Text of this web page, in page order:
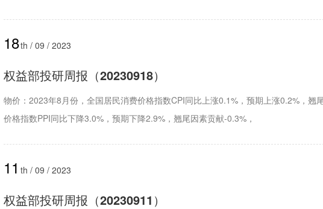
18th / 09 / 2023
权益部投研周报（20230918）
物价：2023年8月份，全国居民消费价格指数CPI同比上涨0.1%，预期上涨0.2%，
价格指数PPI同比下降3.0%，预期下降2.9%，翘尾因素贡献-0.3%，
11th / 09 / 2023
权益部投研周报（20230911）